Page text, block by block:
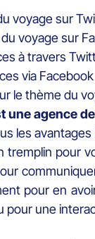
voyage sur
voyage sur
à travers
via Facebook
le thème du
une agence
les
tremplin pour
pour en
une